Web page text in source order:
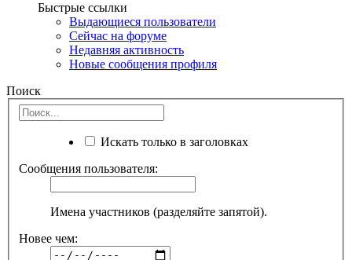
Быстрые ссылки
Выдающиеся пользователи
Сейчас на форуме
Недавняя активность
Новые сообщения профиля
Поиск
Искать только в заголовках
Сообщения пользователя:
Имена участников (разделяйте запятой).
Новее чем: